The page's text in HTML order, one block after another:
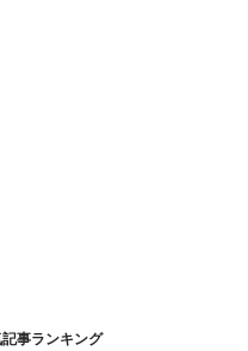
記事ランキング